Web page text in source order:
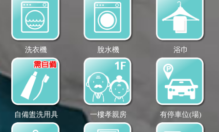
洗衣機 脫水機 浴巾
自備盥洗用具 一樓孝親房 有停車位(場)